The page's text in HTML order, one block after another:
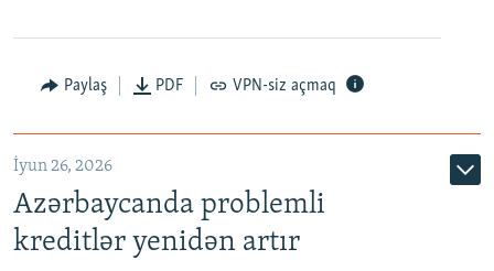
Auto 240p 360p 480p
720p 1080p
Paylaş PDF VPN-siz açmaq
İyun 26, 2026
Azərbaycanda problemli
kreditlər yenidən artır